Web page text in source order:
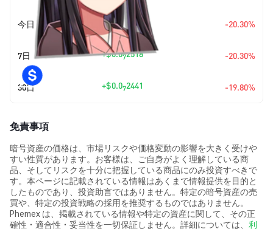
今日 +$0.0 7 2518 -20.30%
7日 +$0.072518 -20.30%
30日 +$0.072441 -19.80%
免責事項
暗号資産の価格は、市場リスクや価格変動の影響を大きく受けや
すい性質があります。お客様は、ご自身がよく理解している商
品、そしてリスクを十分に把握している商品にのみ投資すべきで
す。本ページに記載されている情報はあくまで情報提供を目的と
したものであり、投資助言ではありません。特定の暗号資産の売
買や、特定の投資戦略の採用を推奨するものではありません。
Phemex は、掲載されている情報や特定の資産に関して、その正
確性・適合性・妥当性を一切保証しません。詳細については、 利